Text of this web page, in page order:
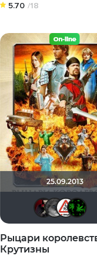
5.70 /18
25.09.2013
Рыцари
Крутизны